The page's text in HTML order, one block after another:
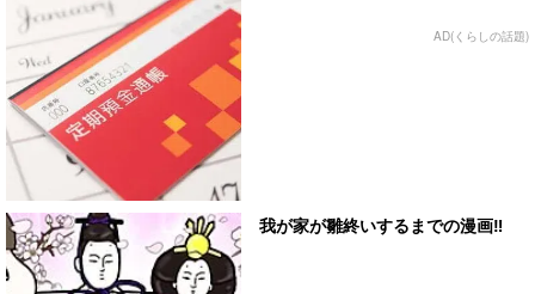
AD(くらしの話題)
我が家が雛終いするまでの漫画‼︎